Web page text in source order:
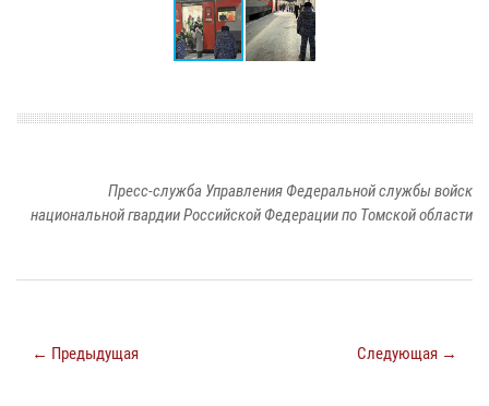
Пресс-служба Управления Федеральной службы войск
национальной гвардии Российской Федерации по Томской области
← Предыдущая Следующая →